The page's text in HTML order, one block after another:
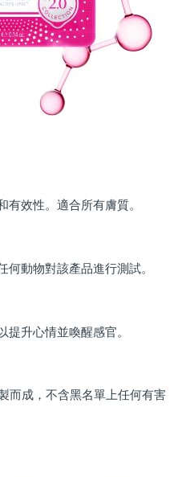
有效性。適合所有膚質。
何動物對該產品進行測試。
升心情並喚醒感官。
而成，不含黑名單上任何有害
預計送達日期12/08/2026
預計送達日期
預計送達日期
預計送達日期19/08/2026
預計送達日期13/08/2026